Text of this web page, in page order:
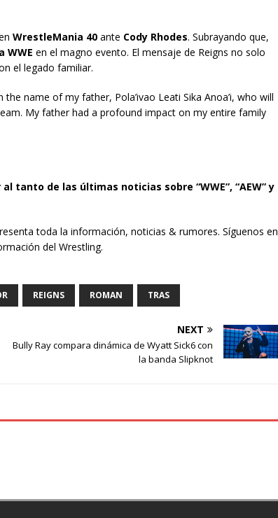
WrestleMania 40ante Cody Rhodes. Subrayando que,
WWE en el magno evento. El mensaje de Reigns no solo
el legado familiar.
name of my father, Pola’ivao Leati Sika Anoa’i, who will
My father had a profound impact on my entire family
de las últimas noticias sobre “WWE”, “AEW” y
toda la información, noticias & rumores. Síguenos en
del Wrestling.
REIGNS ROMAN TRAS
NEXT
Bully Ray compara dinámica de Wyatt Sick6 con
la banda Slipknot